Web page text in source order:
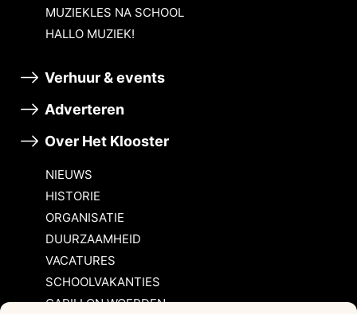
MUZIEKLES NA SCHOOL
HALLO MUZIEK!
Verhuur & events
Adverteren
Over Het Klooster
NIEUWS
HISTORIE
ORGANISATIE
DUURZAAMHEID
VACATURES
SCHOOLVAKANTIES
CARILLON WOERDEN